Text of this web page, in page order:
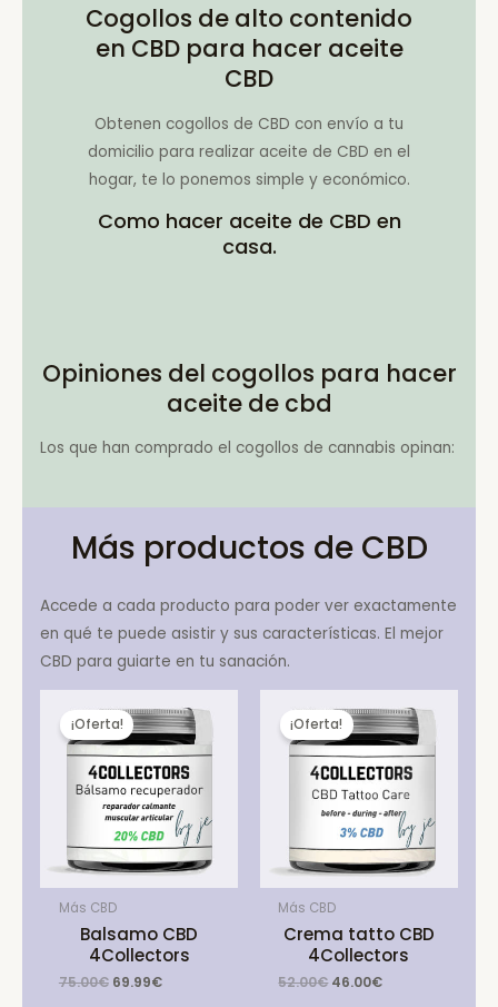
Cogollos de alto contenido
en CBD para hacer aceite
CBD
Obtenen cogollos de CBD con envío a tu
domicilio para realizar aceite de CBD en el
hogar, te lo ponemos simple y económico.
Como hacer aceite de CBD en
casa.
Opiniones del cogollos para hacer
aceite de cbd
Los que han comprado el cogollos de cannabis opinan:
Más productos de CBD
Accede a cada producto para poder ver exactamente
en qué te puede asistir y sus características. El mejor
CBD para guiarte en tu sanación.
¡Oferta!
Más CBD
Balsamo CBD
4Collectors
75.00€ Original
69.99€Current
¡Oferta!
Más CBD
Crema tatto CBD
4Collectors
52.00€ Original
46.00€Current